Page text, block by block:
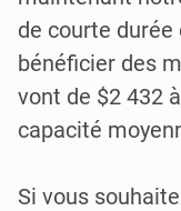
de courte durée
bénéficier des
vont de $2 432
capacité
Si vous